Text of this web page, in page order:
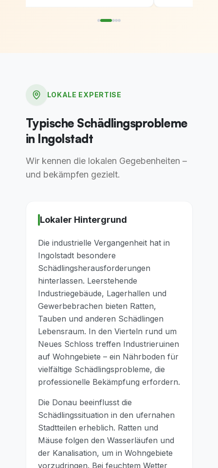
LOKALE EXPERTISE
Typische Schädlingsprobleme
in Ingolstadt
Wir kennen die lokalen Gegebenheiten –
und bekämpfen gezielt.
Lokaler Hintergrund
Die industrielle Vergangenheit hat in
Ingolstadt besondere
Schädlingsherausforderungen
hinterlassen. Leerstehende
Industriegebäude, Lagerhallen und
Gewerbebrachen bieten Ratten,
Tauben und anderen Schädlingen
Lebensraum. In den Vierteln rund um
Neues Schloss treffen Industrieruinen
auf Wohngebiete – ein Nährboden für
vielfältige Schädlingsprobleme, die
professionelle Bekämpfung erfordern.
Die Donau beeinflusst die
Schädlingssituation in den ufernahen
Stadtteilen erheblich. Ratten und
Mäuse folgen den Wasserläufen und
der Kanalisation, um in Wohngebiete
vorzudringen. Bei feuchtem Wetter